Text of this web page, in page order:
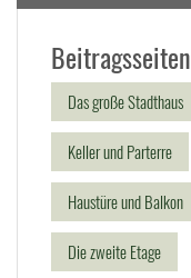
Beitragsseiten
Das große Stadthaus
Keller und Parterre
Haustüre und Balkon
Die zweite Etage